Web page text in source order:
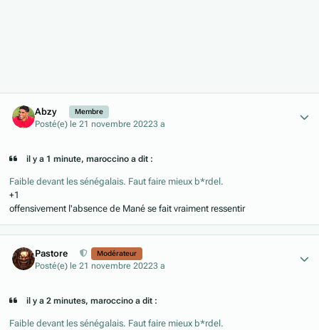
Abzy Membre
Posté(e) le 21 novembre 20223 a
il y a 1 minute, maroccino a dit :
Faible devant les sénégalais. Faut faire mieux b*rdel.
+1
offensivement l'absence de Mané se fait vraiment ressentir
Pastore Modérateur
Posté(e) le 21 novembre 20223 a
il y a 2 minutes, maroccino a dit :
Faible devant les sénégalais. Faut faire mieux b*rdel.